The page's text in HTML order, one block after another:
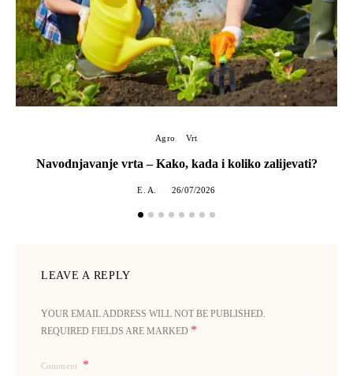
Agro Vrt
Navodnjavanje vrta – Kako, kada i koliko zalijevati?
E. A. 26/07/2026
LEAVE A REPLY
YOUR EMAIL ADDRESS WILL NOT BE PUBLISHED.
REQUIRED FIELDS ARE MARKED *
Comment